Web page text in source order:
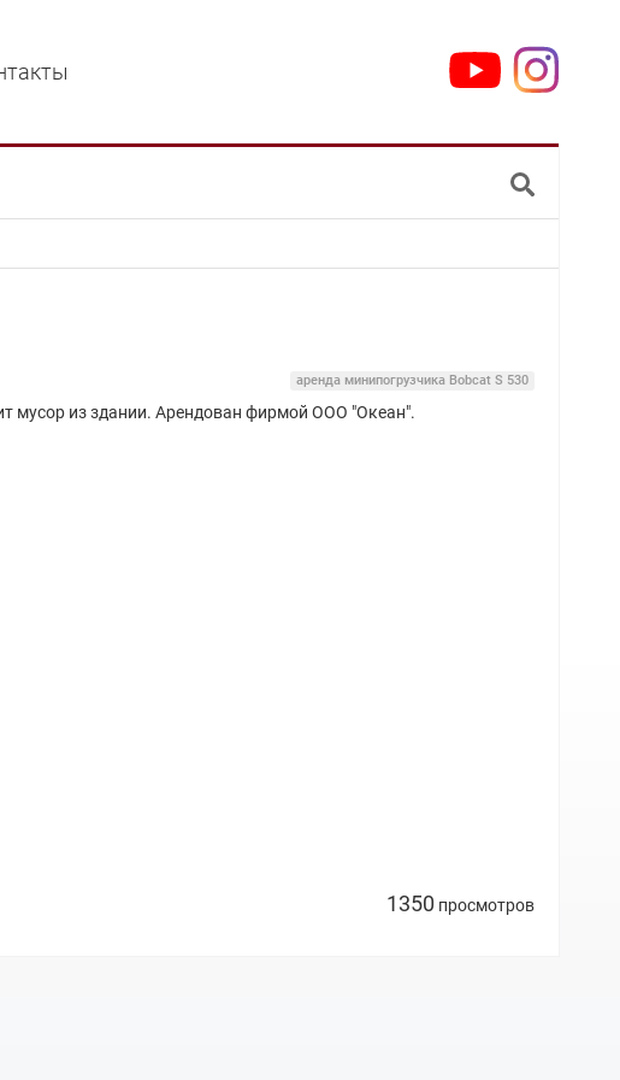
аренда минипогрузчика Bobcat S 530
мусор из здании. Арендован фирмой ООО "Океан".
1350 просмотров